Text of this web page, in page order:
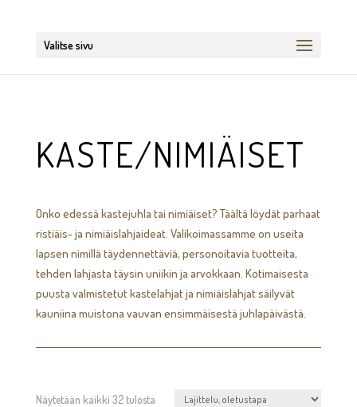
Valitse sivu
KASTE/NIMIÄISET
Onko edessä kastejuhla tai nimiäiset? Täältä löydät parhaat
ristiäis- ja nimiäislahjaideat. Valikoimassamme on useita
lapsen nimillä täydennettäviä, personoitavia tuotteita,
tehden lahjasta täysin uniikin ja arvokkaan. Kotimaisesta
puusta valmistetut kastelahjat ja nimiäislahjat säilyvät
kauniina muistona vauvan ensimmäisestä juhlapäivästä.
Näytetään kaikki 32 tulosta